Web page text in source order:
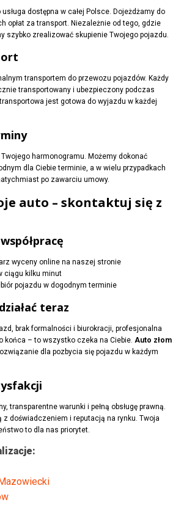
usługa dostępna w całej Polsce. Dojeżdżamy do
opłat za transport. Niezależnie od tego, gdzie
szybko zrealizować skupienie Twojego pojazdu.
transportem do przewozu pojazdów. Każdy
transportowany i ubezpieczony podczas
jest gotowa do wyjazdu w każdej
harmonogramu. Możemy dokonać
dla Ciebie terminie, a w wielu przypadkach
po zawarciu umowy.
auto – skontaktuj się z
wyceny online na naszej stronie
ciągu kilku minut
pojazdu w dogodnym terminie
teraz
brak formalności i biurokracji, profesjonalna
końca – to wszystko czeka na Ciebie. Auto złom
dla pozbycia się pojazdu w każdym
transparentne warunki i pełną obsługę prawną.
doświadczeniem i reputacją na rynku. Twoja
to dla nas priorytet.